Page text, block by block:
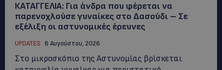
ΚΑΤΑΓΓΕΛΙΑ: Για άνδρα που φέρεται να
παρενοχλούσε γυναίκες στο Δασούδι – Σε
εξέλιξη οι αστυνομικές έρευνες
UPDATES 6 Αυγούστου, 2026
Στο μικροσκόπιο της Αστυνομίας βρίσκεται